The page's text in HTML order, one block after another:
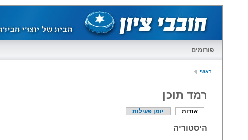
פורומים
ראשי
רמד תוכן
אודות יומן פעילות
היסטוריה